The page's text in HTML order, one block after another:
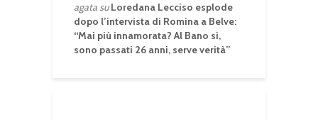
agatasuLoredana Lecciso esplode
dopo l’intervista di Romina a Belve:
“Mai più innamorata? Al Bano sì,
sono passati 26 anni, serve verità”